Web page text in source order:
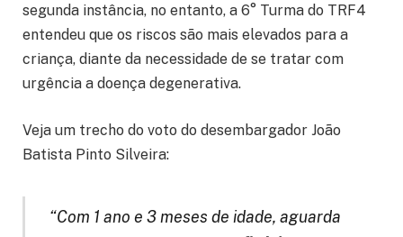
segunda instância, no entanto, a 6° Turma do TRF4
entendeu que os riscos são mais elevados para a
criança, diante da necessidade de se tratar com
urgência a doença degenerativa.
Veja um trecho do voto do desembargador João
Batista Pinto Silveira:
“Com 1 ano e 3 meses de idade, aguarda